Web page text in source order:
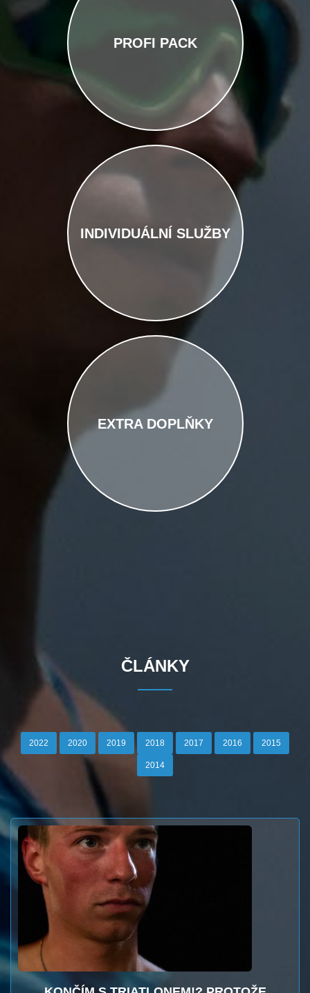
PROFI PACK
INDIVIDUÁLNÍ SLUŽBY
EXTRA DOPLŇKY
ČLÁNKY
2022 2020 2019 2018 2017 2016 2015
2014